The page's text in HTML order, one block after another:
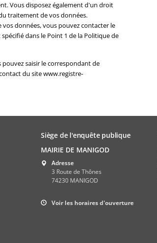
Vous disposez également d'un droit
traitement de vos données.
données, vous pouvez contacter le
dans le Point 1 de la Politique de
pouvez saisir le correspondant de
du site www.registre-
Siège de l'enquête publique
MAIRIE DE MANIGOD
Adresse
3 Route de Thônes
74230 MANIGOD
Voir les horaires d'ouverture